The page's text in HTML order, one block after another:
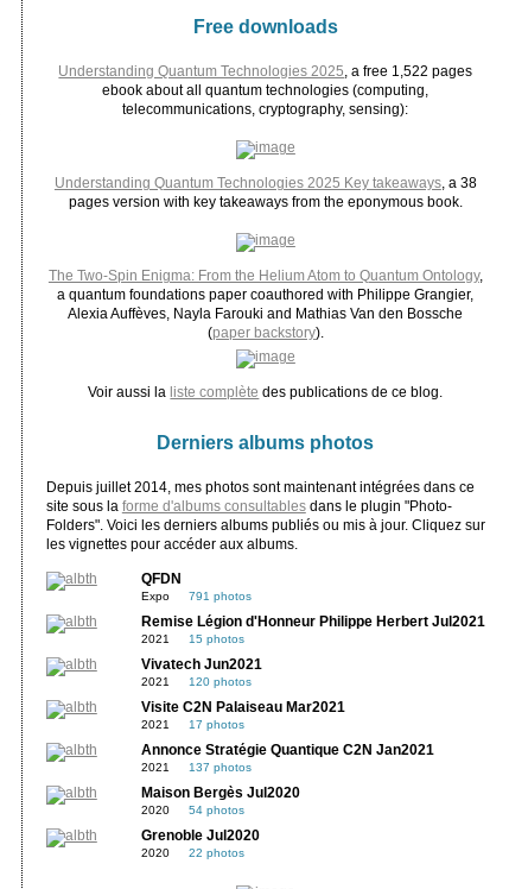
Free downloads
Understanding Quantum Technologies 2025 , a free 1,522 pages
ebook about all quantum technologies (computing,
telecommunications, cryptography, sensing):
Understanding Quantum Technologies 2025 Key takeaways, a 38
pages version with key takeaways from the eponymous book.
The Two-Spin Enigma: From the Helium Atom to Quantum Ontology,
a quantum foundations paper coauthored with Philippe Grangier,
Alexia Auffèves, Nayla Farouki and Mathias Van den Bossche
(paper backstory).
Voir aussi la liste complète des publications de ce blog.
Derniers albums photos
Depuis juillet 2014, mes photos sont maintenant intégrées dans ce
site sous la forme d'albums consultablesdans le plugin "Photo-
Folders". Voici les derniers albums publiés ou mis à jour. Cliquez sur
les vignettes pour accéder aux albums.
QFDN
Expo 791 photos
Remise Légion d'Honneur Philippe Herbert Jul2021
2021 15 photos
Vivatech Jun2021
2021 120 photos
Visite C2N Palaiseau Mar2021
2021 17 photos
Annonce Stratégie Quantique C2N Jan2021
2021 137 photos
Maison Bergès Jul2020
2020 54 photos
Grenoble Jul2020
2020 22 photos